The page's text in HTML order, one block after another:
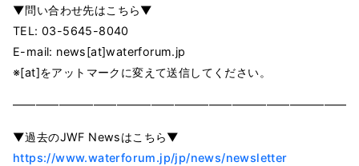
▼問い合わせ先はこちら▼
TEL: 03-5645-8040
E-mail: news[at]waterforum.jp
※[at]をアットマークに変えて送信してください。
▼過去のJWF Newsはこちら▼
https://www.waterforum.jp/jp/news/newsletter